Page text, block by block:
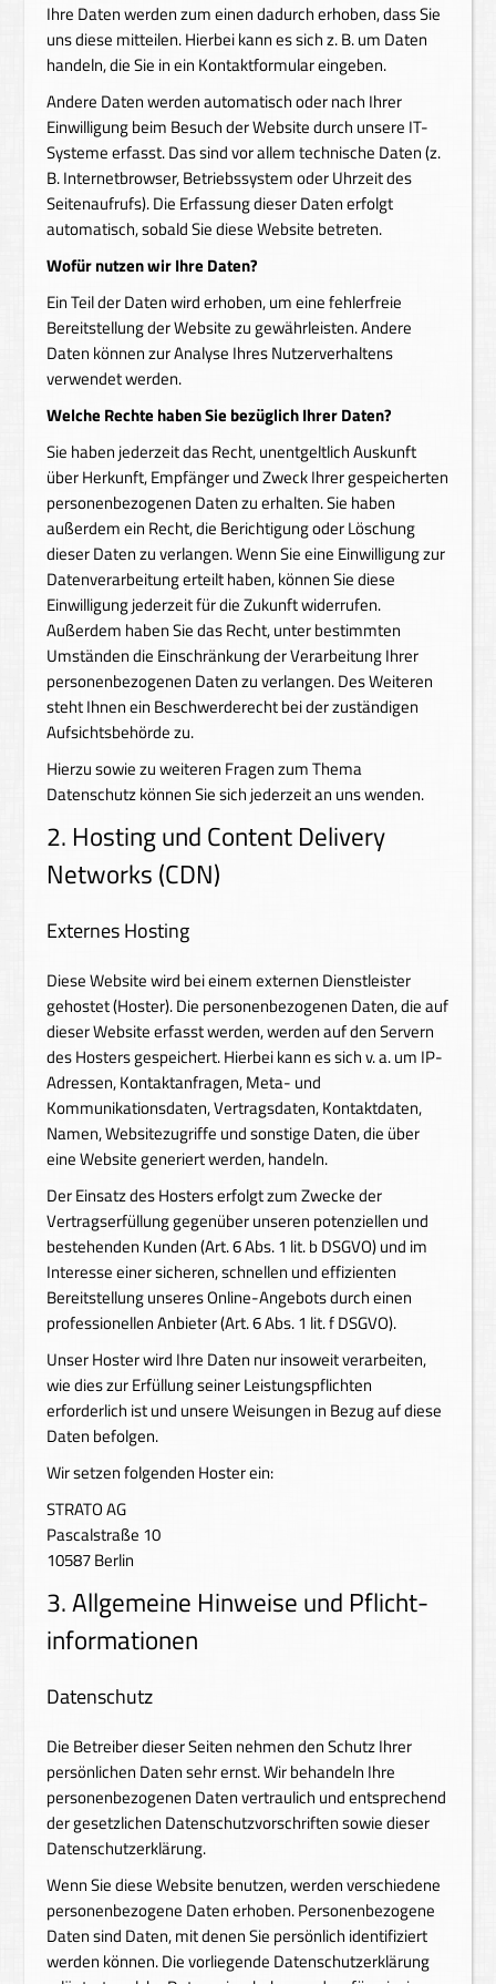
Ihre Daten werden zum einen dadurch erhoben, dass Sie
uns diese mitteilen. Hierbei kann es sich z. B. um Daten
handeln, die Sie in ein Kontaktformular eingeben.
Andere Daten werden automatisch oder nach Ihrer
Einwilligung beim Besuch der Website durch unsere IT-
Systeme erfasst. Das sind vor allem technische Daten (z.
B. Internetbrowser, Betriebssystem oder Uhrzeit des
Seitenaufrufs). Die Erfassung dieser Daten erfolgt
automatisch, sobald Sie diese Website betreten.
Wofür nutzen wir Ihre Daten?
Ein Teil der Daten wird erhoben, um eine fehlerfreie
Bereitstellung der Website zu gewährleisten. Andere
Daten können zur Analyse Ihres Nutzerverhaltens
verwendet werden.
Welche Rechte haben Sie bezüglich Ihrer Daten?
Sie haben jederzeit das Recht, unentgeltlich Auskunft
über Herkunft, Empfänger und Zweck Ihrer gespeicherten
personenbezogenen Daten zu erhalten. Sie haben
außerdem ein Recht, die Berichtigung oder Löschung
dieser Daten zu verlangen. Wenn Sie eine Einwilligung zur
Datenverarbeitung erteilt haben, können Sie diese
Einwilligung jederzeit für die Zukunft widerrufen.
Außerdem haben Sie das Recht, unter bestimmten
Umständen die Einschränkung der Verarbeitung Ihrer
personenbezogenen Daten zu verlangen. Des Weiteren
steht Ihnen ein Beschwerderecht bei der zuständigen
Aufsichtsbehörde zu.
Hierzu sowie zu weiteren Fragen zum Thema
Datenschutz können Sie sich jederzeit an uns wenden.
2. Hosting und Content Delivery
Networks (CDN)
Externes Hosting
Diese Website wird bei einem externen Dienstleister
gehostet (Hoster). Die personenbezogenen Daten, die auf
dieser Website erfasst werden, werden auf den Servern
des Hosters gespeichert. Hierbei kann es sich v. a. um IP-
Adressen, Kontaktanfragen, Meta- und
Kommunikationsdaten, Vertragsdaten, Kontaktdaten,
Namen, Websitezugriffe und sonstige Daten, die über
eine Website generiert werden, handeln.
Der Einsatz des Hosters erfolgt zum Zwecke der
Vertragserfüllung gegenüber unseren potenziellen und
bestehenden Kunden (Art. 6 Abs. 1 lit. b DSGVO) und im
Interesse einer sicheren, schnellen und effizienten
Bereitstellung unseres Online-Angebots durch einen
professionellen Anbieter (Art. 6 Abs. 1 lit. f DSGVO).
Unser Hoster wird Ihre Daten nur insoweit verarbeiten,
wie dies zur Erfüllung seiner Leistungspflichten
erforderlich ist und unsere Weisungen in Bezug auf diese
Daten befolgen.
Wir setzen folgenden Hoster ein:
STRATO AG
Pascalstraße 10
10587 Berlin
3. Allgemeine Hinweise und Pflicht­
informationen
Datenschutz
Die Betreiber dieser Seiten nehmen den Schutz Ihrer
persönlichen Daten sehr ernst. Wir behandeln Ihre
personenbezogenen Daten vertraulich und entsprechend
der gesetzlichen Datenschutzvorschriften sowie dieser
Datenschutzerklärung.
Wenn Sie diese Website benutzen, werden verschiedene
personenbezogene Daten erhoben. Personenbezogene
Daten sind Daten, mit denen Sie persönlich identifiziert
werden können. Die vorliegende Datenschutzerklärung